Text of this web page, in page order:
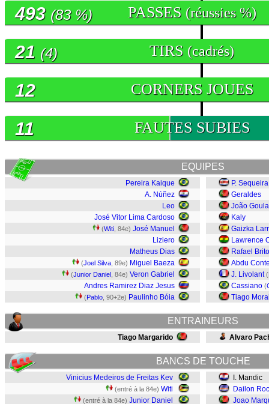
PASSES (réussies %)
493 (83 %)
TIRS (cadrés)
21 (4)
CORNERS JOUES
12
FAUTES SUBIES
11
EQUIPES
Pereira Kaique
A. Núñez
Leo
José Vitor Lima Cardoso
(Witi , 84e) José Manuel
Liziero
Matheus Dias
(Joel Silva , 89e) Miguel Baeza
(Junior Daniel , 84e) Veron Gabriel
Andres Ramirez Diaz Jesus
(Pablo , 90+2e) Paulinho Bóia
P. Sequeira
Geraldes
João
Kaly
Gaizka
Lawrence
Rafael Brito
Abdu
J. Livolant (
Cassiano (
Tiago
ENTRAINEURS
Tiago Margarido Alvaro
BANCS DE TOUCHE
Vinicius Medeiros de Freitas Kev
(entré à la 84e) Witi
(entré à la 84e) Junior Daniel
I. Mandic
Dailon
Joao